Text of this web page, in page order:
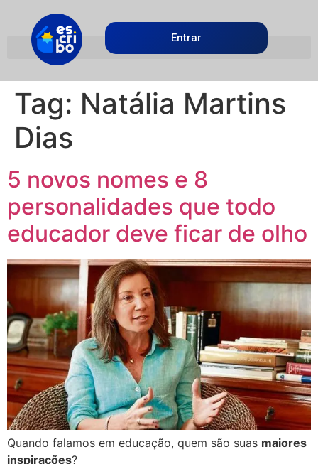
Entrar
Tag: Natália Martins
Dias
5 novos nomes e 8
personalidades que todo
educador deve ficar de olho
Quando falamos em educação, quem são suas maiores
inspirações?